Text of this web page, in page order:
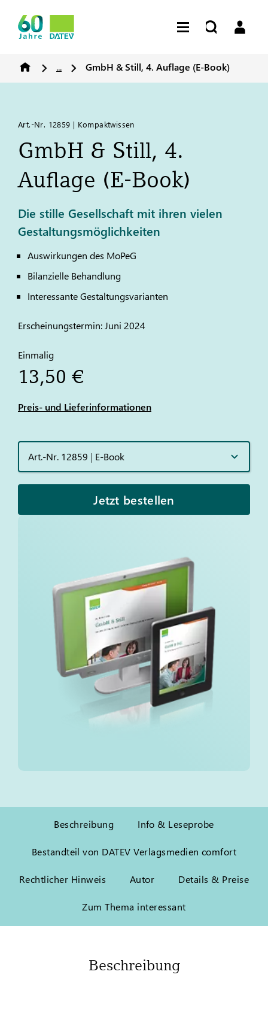
... GmbH & Still, 4. Auflage (E-Book)
Art.-Nr. 12859 | Kompaktwissen
GmbH & Still, 4.
Auflage (E-Book)
Die stille Gesellschaft mit ihren vielen
Gestaltungsmöglichkeiten
Auswirkungen des MoPeG
Bilanzielle Behandlung
Interessante Gestaltungsvarianten
Erscheinungstermin: Juni 2024
Einmalig
13,50 €
Preis- und Lieferinformationen
Art.-Nr. 12859 | E-Book
Jetzt bestellen
Beschreibung Info & Leseprobe
Bestandteil von DATEV Verlagsmedien comfort
Rechtlicher Hinweis Autor Details & Preise
Zum Thema interessant
Beschreibung